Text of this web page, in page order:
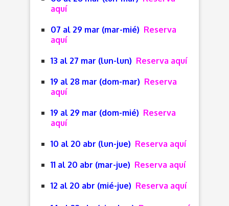
aquí
07 al 29 mar (mar-mié) Reserva
aquí
13 al 27 mar (lun-lun) Reserva aquí
19 al 28 mar (dom-mar) Reserva
aquí
19 al 29 mar (dom-mié) Reserva
aquí
10 al 20 abr (lun-jue) Reserva aquí
11 al 20 abr (mar-jue) Reserva aquí
12 al 20 abr (mié-jue) Reserva aquí